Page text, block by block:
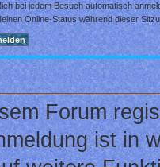
bei jedem Besuch automatisch
Online-Status während dieser
Forum
ist in